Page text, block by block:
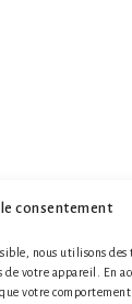
consentement
nous utilisons des
votre appareil. En
votre
LEONARD